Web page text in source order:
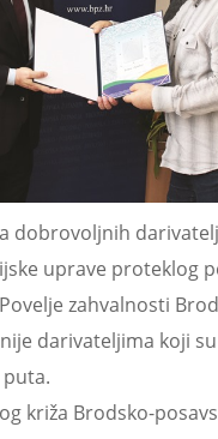
dobrovoljnih
uprave proteklog
zahvalnosti
darivateljima koji
puta.
križa Brodsko-